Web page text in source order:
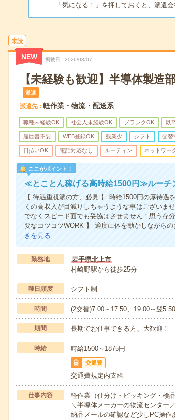
「気になる！」を押しておくと、派遣
未読
NEW 掲載日 2026/08/07
【未経験も歓迎】半導体製造
派遣
派遣先 軽作業・物流・配送系
職種未経験OK 社会人未経験OK ブランクOK 既
履歴書不要 WEB登録OK 残業少 シフト 交替
日払いOK 電話対応なし ルーティン ネットワー
ここがポイント！
≪とことん稼げる高時給1500円≫ルーチ
【 待遇重視派の方、必見 】 時給1500円の厚待
くの高収入が目減りしちゃうような事はございま
でなくスピード面でも妥協はさせません！思う存
要なコツコツWORK 】 適度に体を動かしながら
きを見る
勤務地
岩手県北上市
村崎野駅から徒歩25分
曜日頻度 シフト制
時間 (2交替)7:00～17:50、19:00～翌
期間 長期でお仕事できる方、大歓迎！
時給 時給1500～1875円
交通費
交通費規定内支給
仕事内容
軽作業（仕分け・ピッキング・検
＼半導体メーカーの物流センター
納品メールの確認など少しPC操